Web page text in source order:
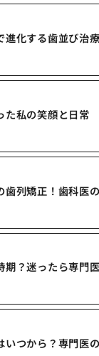
進化する歯並び治
た私の笑顔と日常
歯列矯正！歯科医
期？迷ったら専門
いつから？専門医